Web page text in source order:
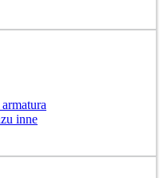
inne